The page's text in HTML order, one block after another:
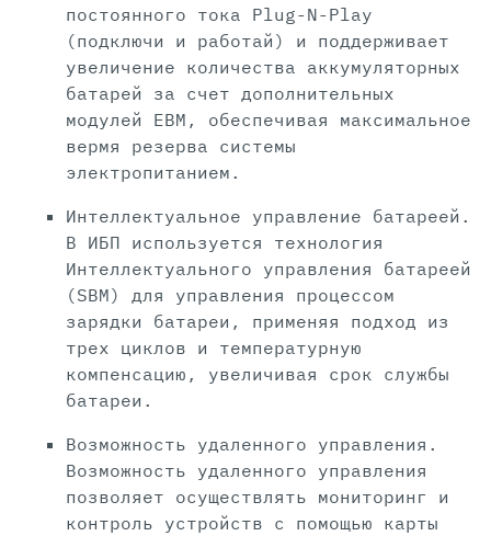
постоянного тока Plug-N-Play
(подключи и работай) и поддерживает
увеличение количества аккумуляторных
батарей за счет дополнительных
модулей EBM, обеспечивая максимальное
вермя резерва системы
электропитанием.
Интеллектуальное управление батареей.
В ИБП используется технология
Интеллектуального управления батареей
(SBM) для управления процессом
зарядки батареи, применяя подход из
трех циклов и температурную
компенсацию, увеличивая срок службы
батареи.
Возможность удаленного управления.
Возможность удаленного управления
позволяет осуществлять мониторинг и
контроль устройств с помощью карты